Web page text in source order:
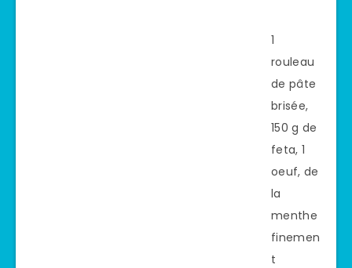
1
rouleau
de pâte
brisée,
150 g de
feta, 1
oeuf, de
la
menthe
finemen
t